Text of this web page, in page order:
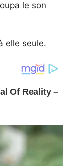
le son
elle seule.